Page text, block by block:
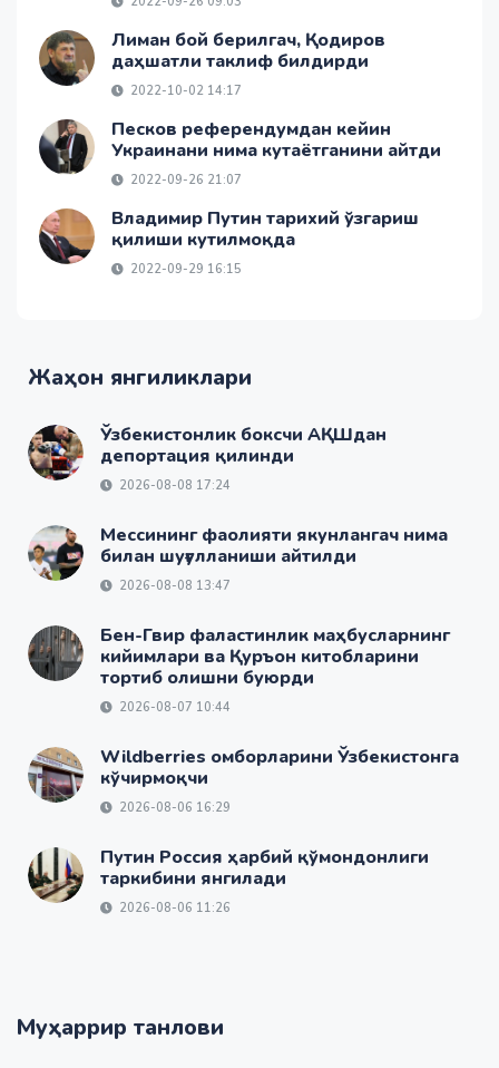
Лиман бой берилгач, Қодиров
даҳшатли таклиф билдирди
2022-10-02 14:17
Песков референдумдан кейин
Украинани нима кутаётганини айтди
2022-09-26 21:07
Владимир Путин тарихий ўзгариш
қилиши кутилмоқда
2022-09-29 16:15
Жаҳон янгиликлари
Ўзбекистонлик боксчи АҚШдан
депортация қилинди
2026-08-08 17:24
Мессининг фаолияти якунлангач нима
билан шуғулланиши айтилди
2026-08-08 13:47
Бен-Гвир фаластинлик маҳбусларнинг
кийимлари ва Қуръон китобларини
тортиб олишни буюрди
2026-08-07 10:44
Wildberries омборларини Ўзбекистонга
кўчирмоқчи
2026-08-06 16:29
Путин Россия ҳарбий қўмондонлиги
таркибини янгилади
2026-08-06 11:26
Муҳаррир танлови